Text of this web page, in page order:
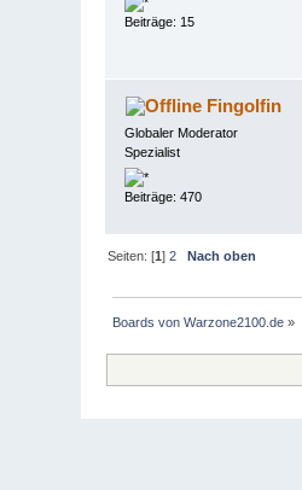
Beiträge: 15
Fingolfin
Globaler Moderator
Spezialist
Beiträge: 470
Seiten: [1]2
Nach oben
Boards von Warzone2100.de »